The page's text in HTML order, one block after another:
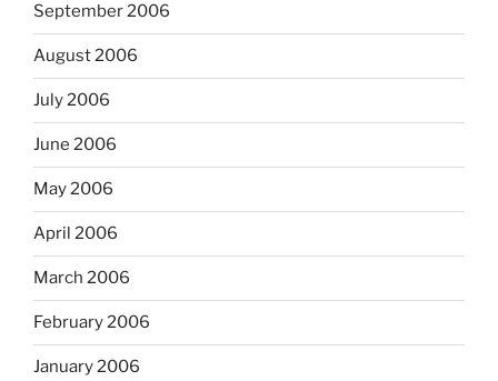
September 2006
August 2006
July 2006
June 2006
May 2006
April 2006
March 2006
February 2006
January 2006